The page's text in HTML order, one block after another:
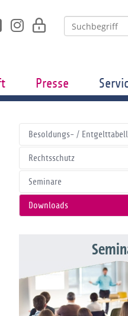
Presse
Besoldungs- /
Rechtsschutz
Seminare
Downloads